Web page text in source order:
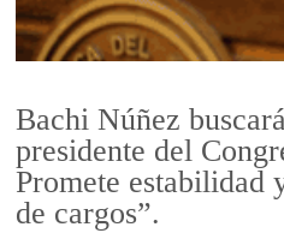
Bachi Núñez
presidente del
Promete estabilidad
de cargos”.